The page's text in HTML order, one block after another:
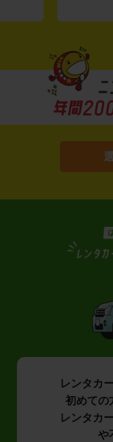
レンタカ
初めての
レンタカ
や